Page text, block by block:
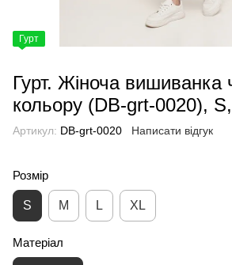
Гурт
Гурт. Жіноча вишиванка
кольору (DB-grt-0020),
Артикул: DB-grt-0020 Написати відгук
Розмір
S M L XL
Матеріал